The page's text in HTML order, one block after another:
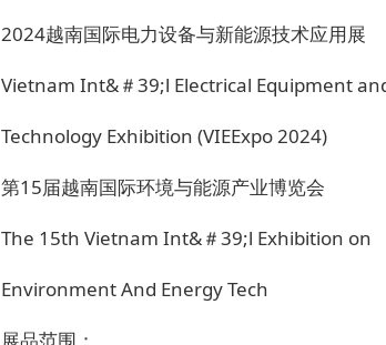
2024越南国际电力设备与新能源技术应用展
Vietnam Int&＃39;l Electrical Equipment
Technology Exhibition (VIEExpo 2024)
第15届越南国际环境与能源产业博览会
The 15th Vietnam Int&＃39;l Exhibition on
Environment And Energy Tech